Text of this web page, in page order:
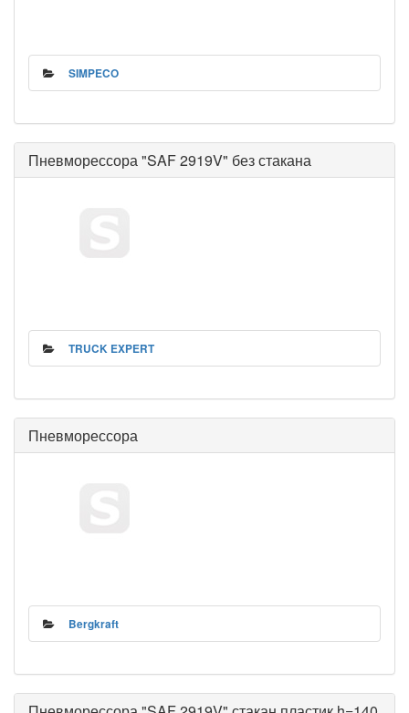
SIMPECO
Пневморессора "SAF 2919V" без стакана
TRUCK EXPERT
Пневморессора
Bergkraft